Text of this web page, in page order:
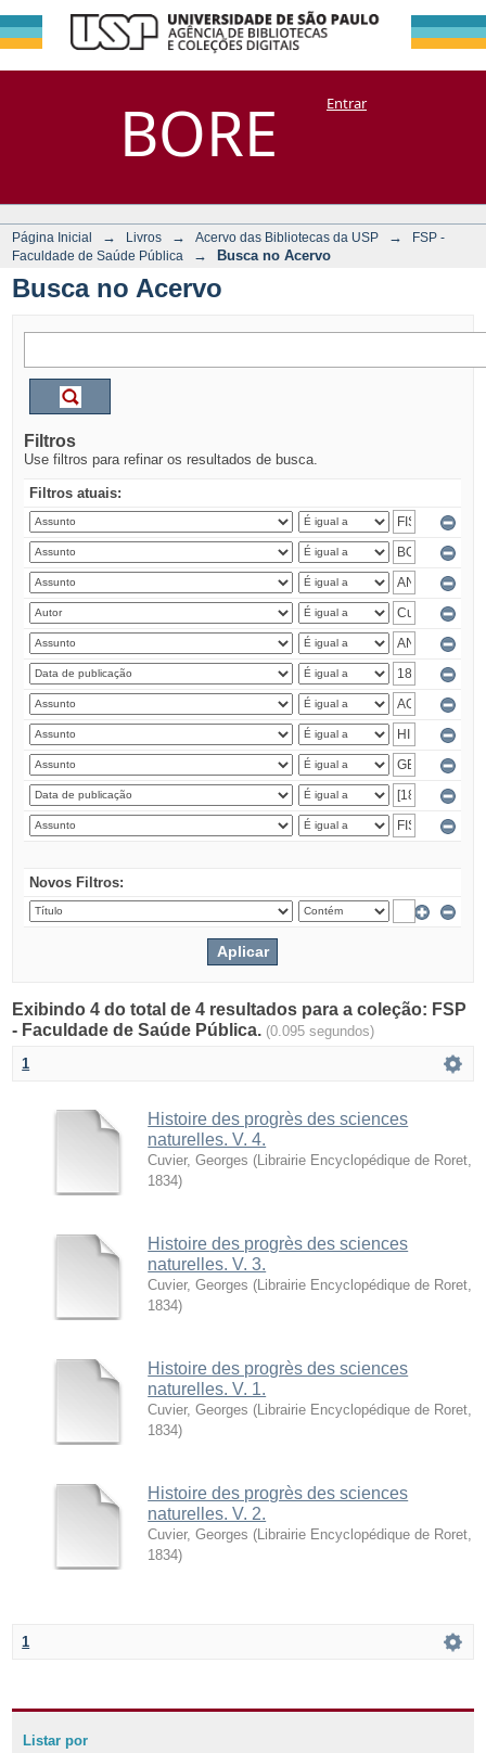
BORE
Busca no Acervo
DSpace/Manakin + CoriscoEntrar
Página Inicial → Livros → Acervo das Bibliotecas da USP →
FSP -
Faculdade de Saúde Pública
→ Busca no Acervo
Busca no Acervo
Filtros
Use filtros para refinar os resultados de busca.
Filtros atuais:
Novos Filtros:
Exibindo 4 do total de 4 resultados para a coleção: FSP
- Faculdade de Saúde Pública. (0.095 segundos)
1
Histoire des progrès des sciences
naturelles. V. 4.
Cuvier, Georges ( Librairie Encyclopédique de Roret
1834)
Histoire des progrès des sciences
naturelles. V. 3.
Cuvier, Georges ( Librairie Encyclopédique de Roret
1834)
Histoire des progrès des sciences
naturelles. V. 1.
Cuvier, Georges ( Librairie Encyclopédique de Roret
1834)
Histoire des progrès des sciences
naturelles. V. 2.
Cuvier, Georges ( Librairie Encyclopédique de Roret
1834)
1
Listar por